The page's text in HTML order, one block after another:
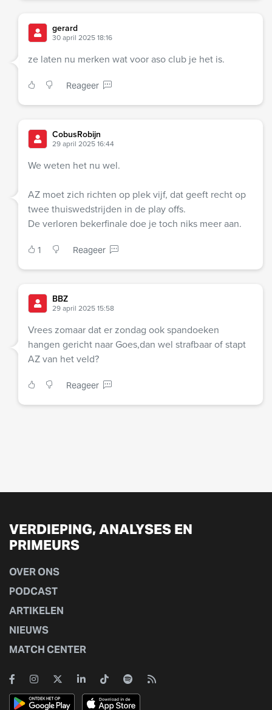
gerard
30 april 2025 18:16
ze laten nu merken wat voor aso club je het is.
Reageer
CobusRobijn
29 april 2025 16:44
We weten het nu wel.
AZ moet zich richten op plek vijf, dat geeft recht op
twee thuiswedstrijden in de play offs.
De verloren bekerfinale doe je toch niks meer aan.
1 Reageer
BBZ
29 april 2025 15:58
Vrees zomaar dat er zondag ook spandoeken
hangen gericht naar Goes,dan wel strafbaar of stapt
AZ van het veld?
Reageer
VERDIEPING, ANALYSES EN
PRIMEURS
OVER ONS
PODCAST
ARTIKELEN
NIEUWS
MATCH CENTER